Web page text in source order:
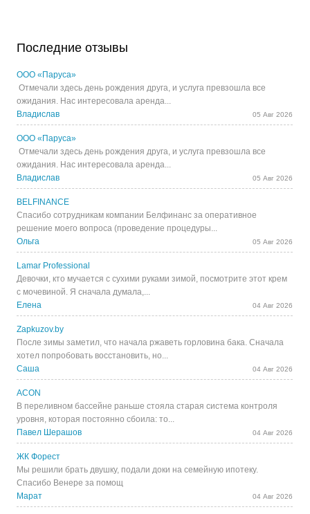
Последние отзывы
ООО «Паруса»
Отмечали здесь день рождения друга, и услуга превзошла все
ожидания. Нас интересовала аренда...
Владислав
05 Авг 2026
ООО «Паруса»
Отмечали здесь день рождения друга, и услуга превзошла все
ожидания. Нас интересовала аренда...
Владислав
05 Авг 2026
BELFINANCE
Спасибо сотрудникам компании Белфинанс за оперативное
решение моего вопроса (проведение процедуры...
Ольга
05 Авг 2026
Lamar Professional
Девочки, кто мучается с сухими руками зимой, посмотрите этот крем
с мочевиной. Я сначала думала,...
Елена
04 Авг 2026
Zapkuzov.by
После зимы заметил, что начала ржаветь горловина бака. Сначала
хотел попробовать восстановить, но...
Саша
04 Авг 2026
ACON
В переливном бассейне раньше стояла старая система контроля
уровня, которая постоянно сбоила: то...
Павел Шерашов
04 Авг 2026
ЖК Форест
Мы решили брать двушку, подали доки на семейную ипотеку.
Спасибо Венере за помощ
Марат
04 Авг 2026